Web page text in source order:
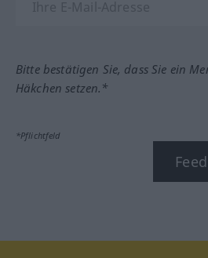
Bitte bestätigen Sie, dass Sie ein
Häkchen setzen.*
*Pflichtfeld